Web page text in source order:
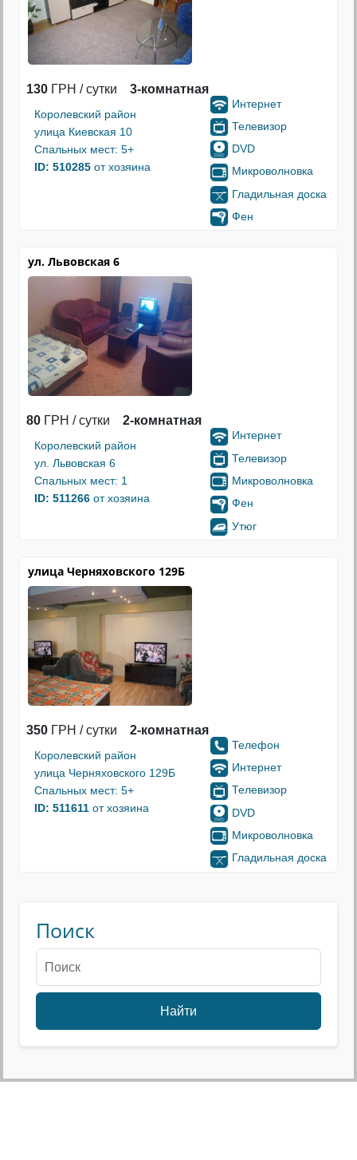
130 ГРН / сутки 3-комнатная
Королевский район
улица Киевская 10
Спальных мест: 5+
ID: 510285 от хозяина
Интернет
Телевизор
DVD
Микроволновка
Гладильная доска
Фен
ул. Львовская 6
80 ГРН / сутки 2-комнатная
Королевский район
ул. Львовская 6
Спальных мест: 1
ID: 511266 от хозяина
Интернет
Телевизор
Микроволновка
Фен
Утюг
улица Черняховского 129Б
350 ГРН / сутки 2-комнатная
Королевский район
улица Черняховского 129Б
Спальных мест: 5+
ID: 511611 от хозяина
Телефон
Интернет
Телевизор
DVD
Микроволновка
Гладильная доска
Поиск
Найти